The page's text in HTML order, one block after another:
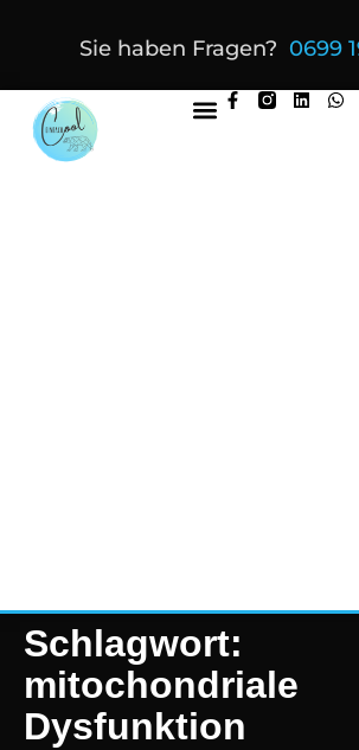
Sie haben Fragen? 0699
Schlagwort:
mitochondriale
Dysfunktion